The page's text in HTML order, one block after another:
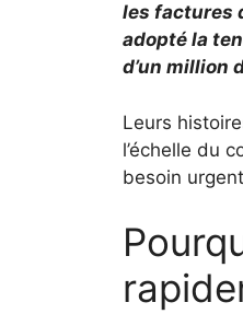
les factures
adopté la
d’un million
Leurs
l’échelle du
besoin